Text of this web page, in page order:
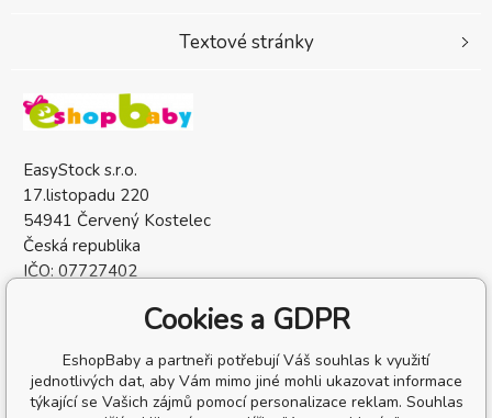
EasyStock s.r.o.
17.listopadu 220
54941 Červený Kostelec
Česká republika
IČO: 07727402
Textové stránky
Cookies a GDPR
EshopBaby a partneři potřebují Váš souhlas k využití
jednotlivých dat, aby Vám mimo jiné mohli ukazovat informace
týkající se Vašich zájmů pomocí personalizace reklam. Souhlas